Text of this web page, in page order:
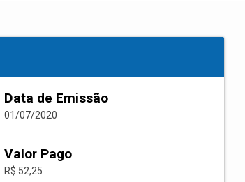
Data de Emissão
01/07/2020
Valor Pago
R$ 52,25